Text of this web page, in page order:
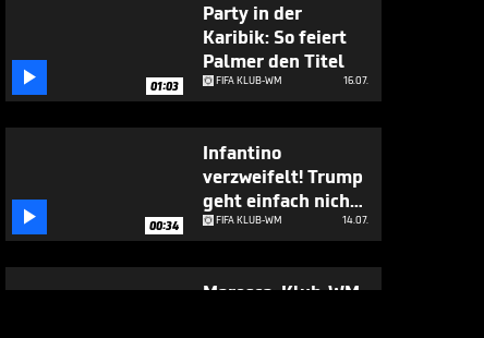
 01:03
Party in der
Karibik: So feiert
Palmer den Titel
FIFA KLUB-WM 16.07.
 00:34
Infantino
verzweifelt! Trump
geht einfach nicht
weg
FIFA KLUB-WM 14.07.
Maresca: Klub-WM